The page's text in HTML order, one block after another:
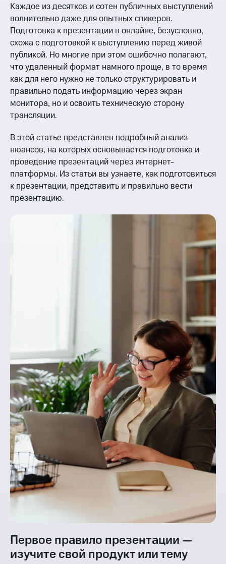
Каждое из десятков и сотен публичных выступлений
волнительно даже для опытных спикеров.
Подготовка к презентации в онлайне, безусловно,
схожа с подготовкой к выступлению перед живой
публикой. Но многие при этом ошибочно полагают,
что удаленный формат намного проще, в то время
как для него нужно не только структурировать и
правильно подать информацию через экран
монитора, но и освоить техническую сторону
трансляции.
В этой статье представлен подробный анализ
нюансов, на которых основывается подготовка и
проведение презентаций через интернет-
платформы. Из статьи вы узнаете, как подготовиться
к презентации, представить и правильно вести
презентацию.
Первое правило презентации —
изучите свой продукт или тему